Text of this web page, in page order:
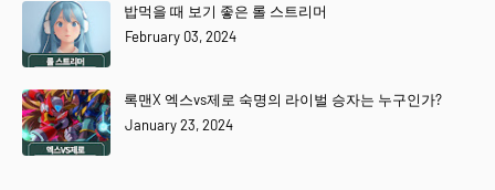
밥먹을 때 보기 좋은 롤 스트리머
February 03, 2024
록맨X 엑스vs제로 숙명의 라이벌 승자는 누구인가?
January 23, 2024